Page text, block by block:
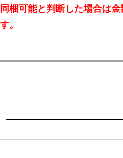
同梱可能と判断した場合は
す。